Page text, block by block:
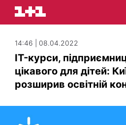
14:46 | 08.04.2022
IT-курси,
цікавого для дітей:
розширив освітній